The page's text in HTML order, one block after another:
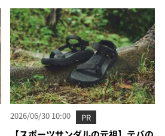
2026/06/30 10:00 PR